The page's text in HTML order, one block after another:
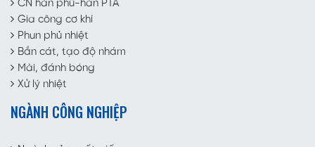
CN hàn phủ-hàn PTA
Gia công cơ khí
Phun phủ nhiệt
Bắn cát, tạo độ nhám
Mài, đánh bóng
Xử lý nhiệt
NGÀNH CÔNG NGHIỆP